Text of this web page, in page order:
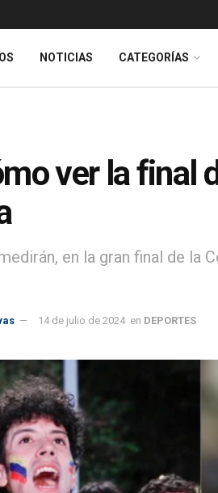
NOTICIAS CATEGORÍAS
ver la final
en la gran final de la
14 de julio de 2024 en DEPORTES